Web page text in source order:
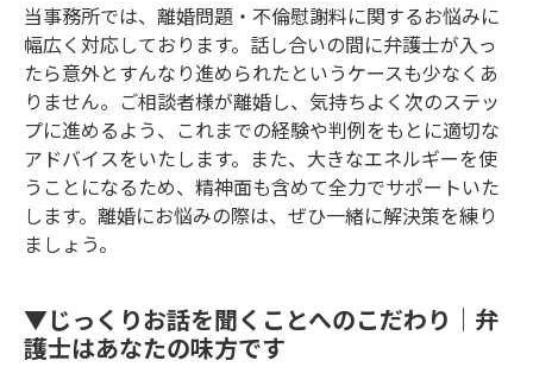
当事務所では、離婚問題・不倫慰謝料に関するお悩みに
幅広く対応しております。話し合いの間に弁護士が入っ
たら意外とすんなり進められたというケースも少なくあ
りません。ご相談者様が離婚し、気持ちよく次のステッ
プに進めるよう、これまでの経験や判例をもとに適切な
アドバイスをいたします。また、大きなエネルギーを使
うことになるため、精神面も含めて全力でサポートいた
します。離婚にお悩みの際は、ぜひ一緒に解決策を練り
ましょう。
▼じっくりお話を聞くことへのこだわり｜弁
護士はあなたの味方です